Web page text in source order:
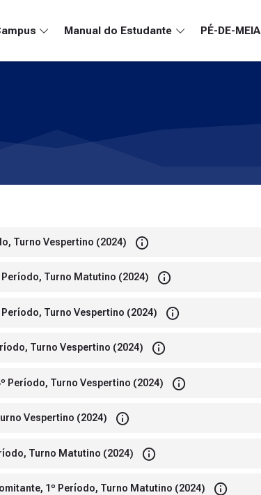
Manual do Estudante PÉ-DE-MEIA
Turno Vespertino (2024)
Turno Matutino (2024)
Turno Vespertino (2024)
Turno Vespertino (2024)
Período, Turno Vespertino (2024)
Vespertino (2024)
Turno Matutino (2024)
1º Período, Turno Matutino (2024)